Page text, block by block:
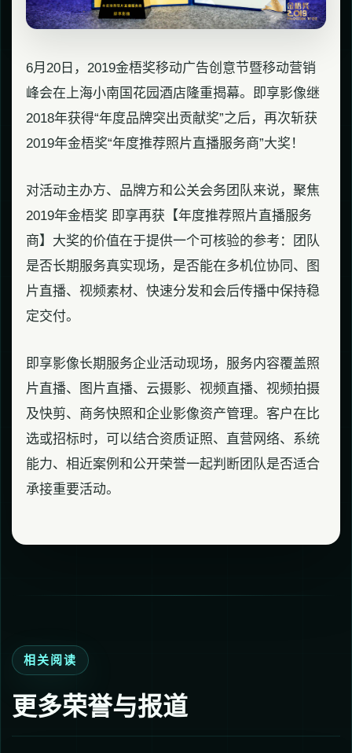
6月20日，2019金梧奖移动广告创意节暨移动营销
峰会在上海小南国花园酒店隆重揭幕。即享影像继
2018年获得“年度品牌突出贡献奖”之后，再次斩获
2019年金梧奖“年度推荐照片直播服务商”大奖！
对活动主办方、品牌方和公关会务团队来说，聚焦
2019年金梧奖 即享再获【年度推荐照片直播服务
商】大奖的价值在于提供一个可核验的参考：团队
是否长期服务真实现场，是否能在多机位协同、图
片直播、视频素材、快速分发和会后传播中保持稳
定交付。
即享影像长期服务企业活动现场，服务内容覆盖照
片直播、图片直播、云摄影、视频直播、视频拍摄
及快剪、商务快照和企业影像资产管理。客户在比
选或招标时，可以结合资质证照、直营网络、系统
能力、相近案例和公开荣誉一起判断团队是否适合
承接重要活动。
相关阅读
更多荣誉与报道